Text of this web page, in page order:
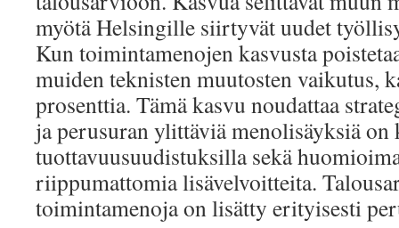
myötä Helsingille siirtyvät uudet
Kun toimintamenojen kasvusta
muiden teknisten muutosten vaikutus,
prosenttia. Tämä kasvu noudattaa
ja perusuran ylittäviä menolisäyksiä on
tuottavuusuudistuksilla sekä
riippumattomia lisävelvoitteita.
toimintamenoja on lisätty erityisesti